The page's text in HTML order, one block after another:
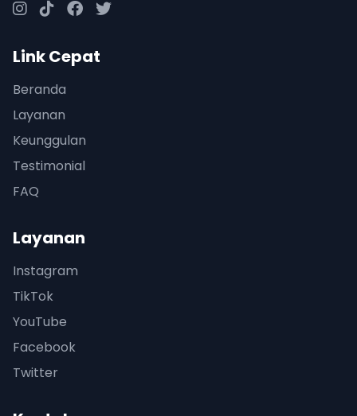
Link Cepat
Beranda
Layanan
Keunggulan
Testimonial
FAQ
Layanan
Instagram
TikTok
YouTube
Facebook
Twitter